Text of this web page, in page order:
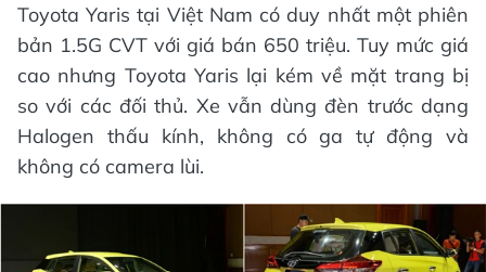
Toyota Yaris tại Việt Nam có duy nhất một phiên
bản 1.5G CVT với giá bán 650 triệu. Tuy mức giá
cao nhưng Toyota Yaris lại kém về mặt trang bị
so với các đối thủ. Xe vẫn dùng đèn trước dạng
Halogen thấu kính, không có ga tự động và
không có camera lùi.